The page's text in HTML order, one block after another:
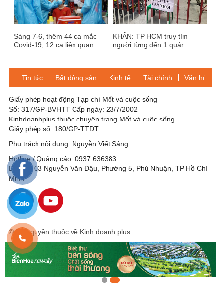
Sáng 7-6, thêm 44 ca mắc
Covid-19, 12 ca liên quan
KHẨN: TP HCM truy tìm
người từng đến 1 quán
Tin tức
Bất động sản Kinh tế Tài chính Văn hóa-
Giấy phép hoạt động Tạp chí Mốt và cuộc sống
Số: 317/GP-BVHTT Cấp ngày: 23/7/2002
Kinhdoanhplus thuộc chuyên trang Mốt và cuộc sống
Giấy phép số: 180/GP-TTDT
Phụ trách nội dung: Nguyễn Viết Sáng
Hotline / Quảng cáo: 0937 636383
Địa chỉ: 03 Nguyễn Văn Đậu, Phường 5, Phú Nhuận, TP Hồ Chí
Minh
© Bản quyền thuộc về Kinh doanh plus.